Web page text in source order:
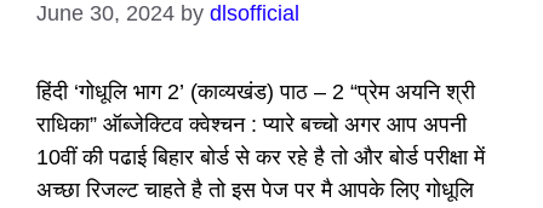
June 30, 2024 by dlsofficial
हिंदी ‘गोधूलि भाग 2’ (काव्यखंड) पाठ – 2 “प्रेम अयनि श्री
राधिका” ऑब्जेक्टिव क्वेश्चन : प्यारे बच्चो अगर आप अपनी
10वीं की पढाई बिहार बोर्ड से कर रहे है तो और बोर्ड परीक्षा में
अच्छा रिजल्ट चाहते है तो इस पेज पर मै आपके लिए गोधूलि